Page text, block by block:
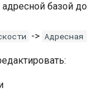
базой
-> Адресная